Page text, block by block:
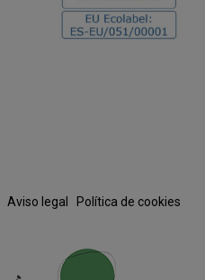
Aviso legal Política de cookies